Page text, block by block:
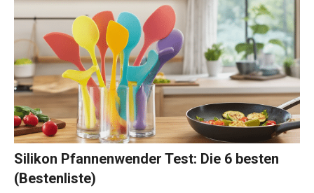
Silikon Pfannenwender Test: Die 6 besten
(Bestenliste)